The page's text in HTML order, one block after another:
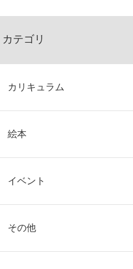
カテゴリ
カリキュラム
絵本
イベント
その他